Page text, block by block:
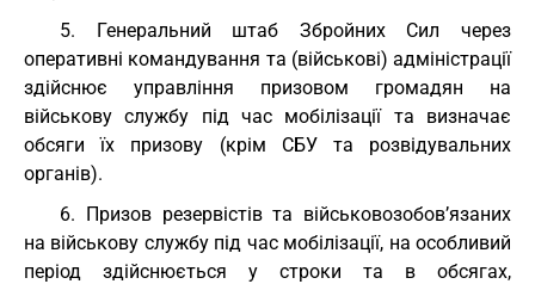
5. Генеральний штаб Збройних Сил через
оперативні командування та (військові) адміністрації
здійснює управління призовом громадян на
військову службу під час мобілізації та визначає
обсяги їх призову (крім СБУ та розвідувальних
органів).
6. Призов резервістів та військовозобов’язаних
на військову службу під час мобілізації, на особливий
період здійснюється у строки та в обсягах,